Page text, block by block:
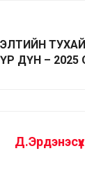
ДҮН – 2025
Д.Эрдэнэсүх